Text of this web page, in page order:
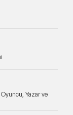
Oyuncu, Yazar ve